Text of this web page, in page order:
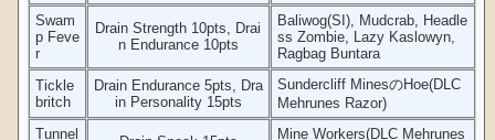
Swam
p Feve
r
Drain Strength 10pts, Drai
n Endurance 10pts
Baliwog(SI), Mudcrab, Headle
ss Zombie, Lazy Kaslowyn,
Ragbag Buntara
Tickle
britch
Drain Endurance 5pts, Dra
in Personality 15pts
Sundercliff MinesのHoe(DLC
Mehrunes Razor)
Tunnel
Mine Workers(DLC Mehrunes